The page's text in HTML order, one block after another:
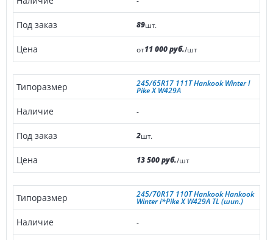
89шт.
от11 000 руб./шт
245/65R17 111T Hankook Winter I
Pike X W429A
-
2шт.
13 500 руб./шт
245/70R17 110T Hankook Hankook
Winter i*Pike X W429A TL (шип.)
-